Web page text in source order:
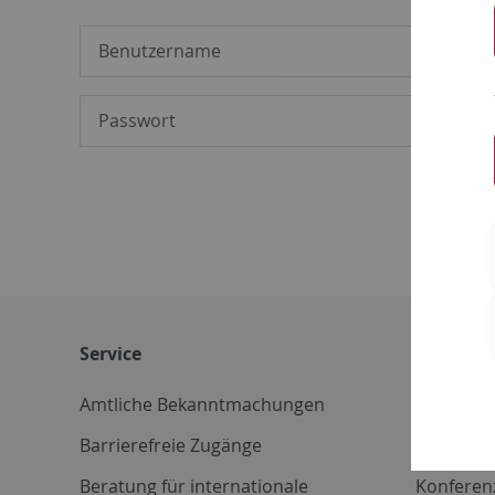
Service
Amtliche Bekanntmachungen
Barrierefreie Zugänge
Beratung für internationale